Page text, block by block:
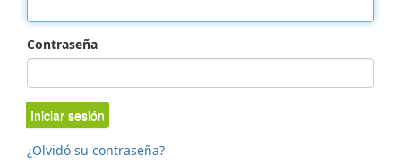
Contraseña
Iniciar sesión
¿Olvidó su contraseña?